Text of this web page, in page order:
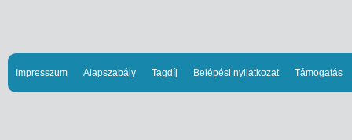
Impresszum Alapszabály Tagdíj Belépési nyilatkozat Támogatás